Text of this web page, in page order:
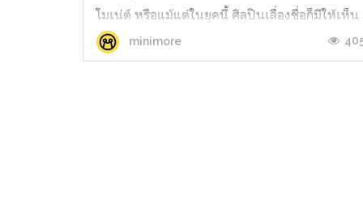
โมเน่ต์ หรือแม้แต่ในยุคนี้ ศิลปินเลื่องชื่อก็มีให้เห็น
มากหน้าหลายตา แล้วถ้าศิลปินที่มินิมอร์จะนำมา
พูดถึงในวันนี้ เป็นเด็กน้อยล่ะ? เพื่อนๆ จะว่ายังไง?
minimore